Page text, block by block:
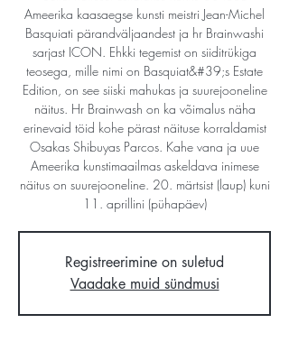
Ameerika kaasaegse kunsti meistri Jean-Michel
Basquiati pärandväljaandest ja hr Brainwashi
sarjast ICON. Ehkki tegemist on siiditrükiga
teosega, mille nimi on Basquiat&#39;s Estate
Edition, on see siiski mahukas ja suurejooneline
näitus. Hr Brainwash on ka võimalus näha
erinevaid töid kohe pärast näituse korraldamist
Osakas Shibuyas Parcos. Kahe vana ja uue
Ameerika kunstimaailmas askeldava inimese
näitus on suurejooneline. 20. märtsist (laup) kuni
11. aprillini (pühapäev)
Registreerimine on suletud
Vaadake muid sündmusi